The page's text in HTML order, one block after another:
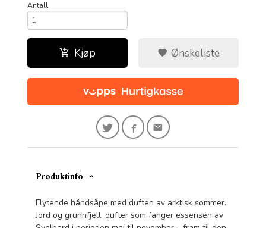
Antall
Kjøp Ønskeliste
Produktinfo
Flytende håndsåpe med duften av arktisk sommer.
Jord og grunnfjell, dufter som fanger essensen av